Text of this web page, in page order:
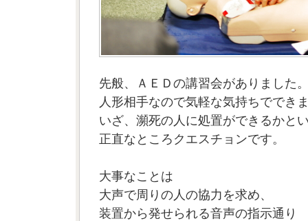
先般、ＡＥＤの講習会がありました
人形相手なので気軽な気持ちででき
いざ、瀕死の人に処置ができるかと
正直なところクエスチョンです。
大事なことは
大声で周りの人の協力を求め、
装置から発せられる音声の指示通り